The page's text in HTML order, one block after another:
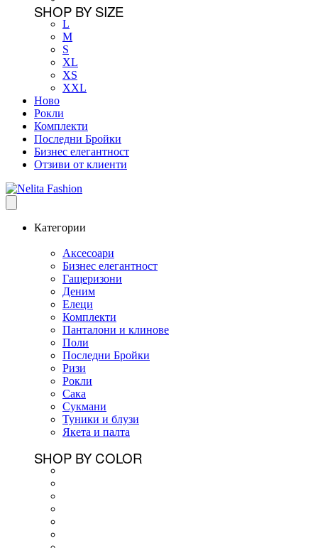
SHOP BY SIZE
L
M
S
XL
XS
XXL
Ново
Рокли
Комплекти
Последни Бройки
Бизнес елегантност
Отзиви от клиенти
Категории
Аксесоари
Бизнес елегантност
Гащеризони
Деним
Елеци
Комплекти
Панталони и клинове
Поли
Последни Бройки
Ризи
Рокли
Сака
Сукмани
Туники и блузи
Якета и палта
SHOP BY COLOR